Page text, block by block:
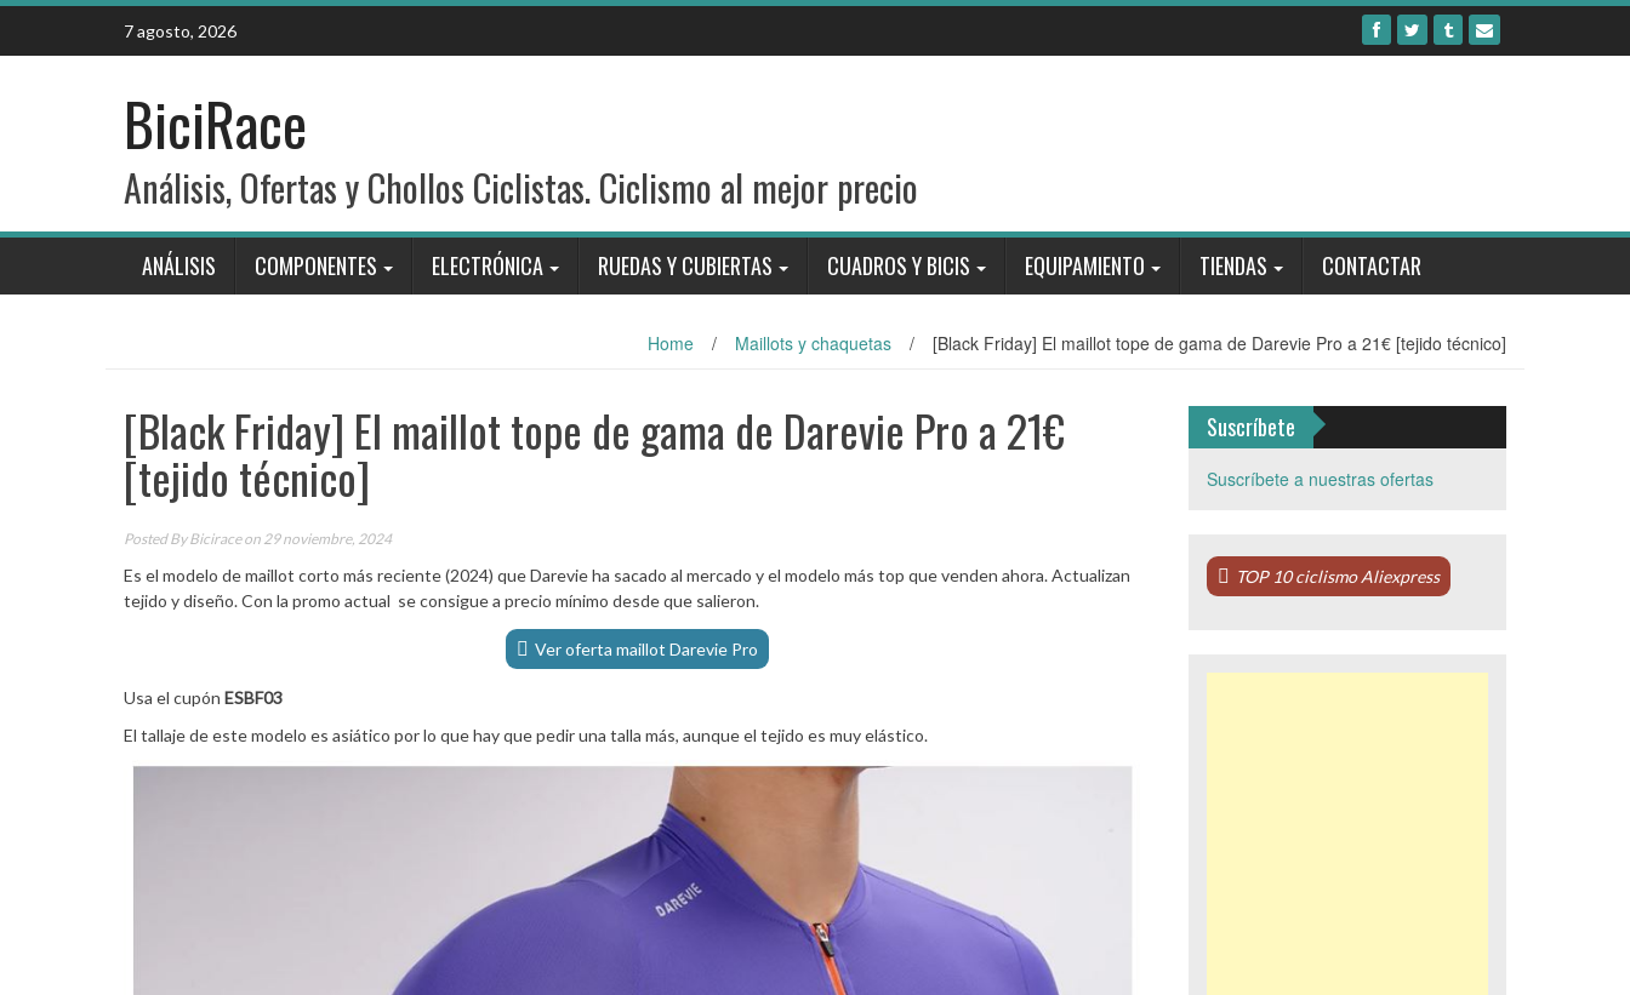
Skip
content
7 agosto, 2026
BiciRace
Análisis, Ofertas y Chollos Ciclistas. Ciclismo al mejor precio
ANÁLISIS COMPONENTES ELECTRÓNICA RUEDAS Y CUBIERTAS CUADROS Y BICIS EQUIPAMIENTO TIENDAS CONTACTAR
Home / Maillots y chaquetas / [Black Friday] El maillot tope de gama de Darevie Pro a 21€ [tejido técnico]
[Black Friday] El maillot tope de gama de Darevie Pro a 21€
[tejido técnico]
Posted ByBiciraceon 29 noviembre, 2024
Es el modelo de maillot corto más reciente (2024) que Darevie ha sacado al mercado y el modelo más top que venden ahora. Actualizan
tejido y diseño. Con la promo actual se consigue a precio mínimo desde que salieron.
Ver oferta maillot Darevie Pro
Usa el cupón ESBF03
El tallaje de este modelo es asiático por lo que hay que pedir una talla más, aunque el tejido es muy elástico.
Suscríbete
Suscríbete a nuestras ofertas
TOP 10 ciclismo Aliexpress